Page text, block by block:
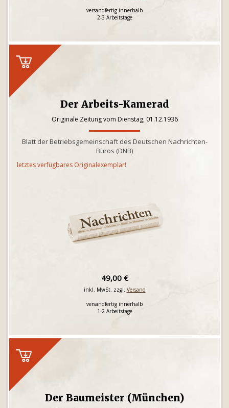
versandfertig innerhalb
2-3 Arbeitstage
Der Arbeits-Kamerad
Originale Zeitung vom Dienstag, 01.12.1936
Blatt der Betriebsgemeinschaft des Deutschen Nachrichten-
Büros (DNB)
letztes verfügbares Originalexemplar!
49,00 €
inkl. MwSt. zzgl. Versand
versandfertig innerhalb
1-2 Arbeitstage
Der Baumeister (München)